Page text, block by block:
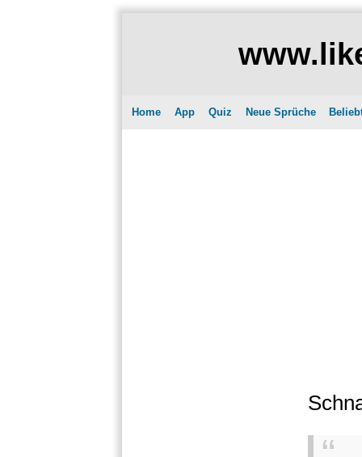
Home App Quiz Neue Sprüche